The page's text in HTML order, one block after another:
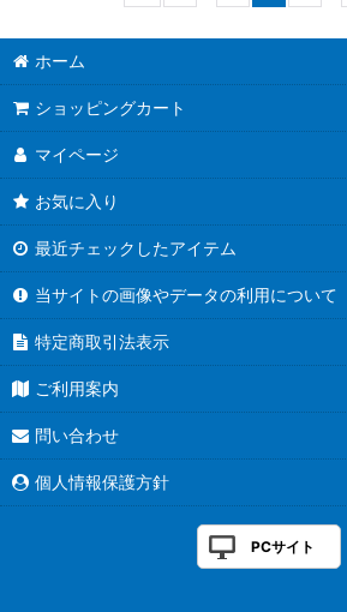
ホーム
ショッピングカート
マイページ
お気に入り
最近チェックしたアイテム
当サイトの画像やデータの利用について
特定商取引法表示
ご利用案内
問い合わせ
個人情報保護方針
PCサイト